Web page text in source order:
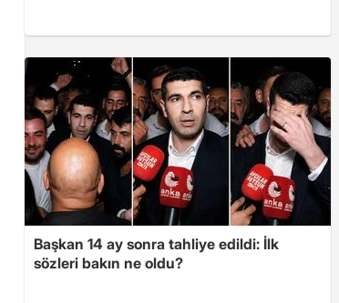
Başkan 14 ay sonra tahliye edildi: İlk
sözleri bakın ne oldu?